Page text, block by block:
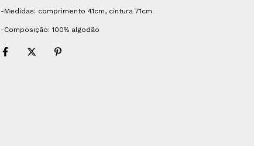
-Medidas: comprimento 41cm, cintura 71cm.
-Composição: 100% algodão